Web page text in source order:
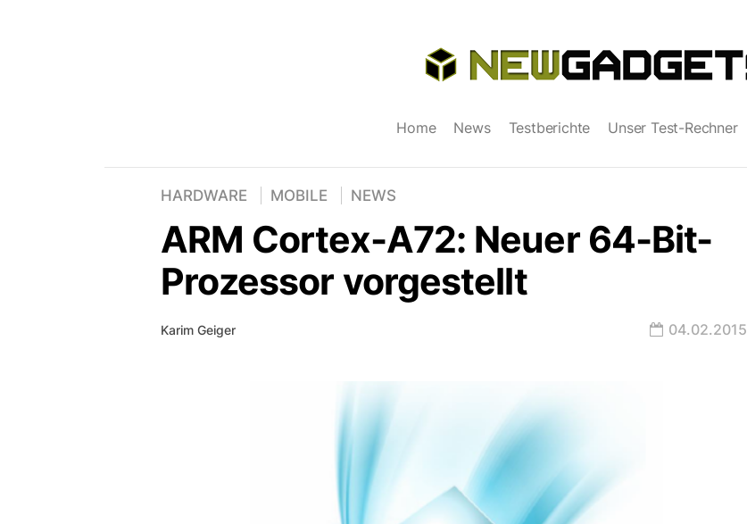
Home News Testberichte Unser Test-Rechner
HARDWARE MOBILE NEWS
ARM Cortex-A72: Neuer 64-Bit-
Prozessor vorgestellt
Karim Geiger 04.02.2015